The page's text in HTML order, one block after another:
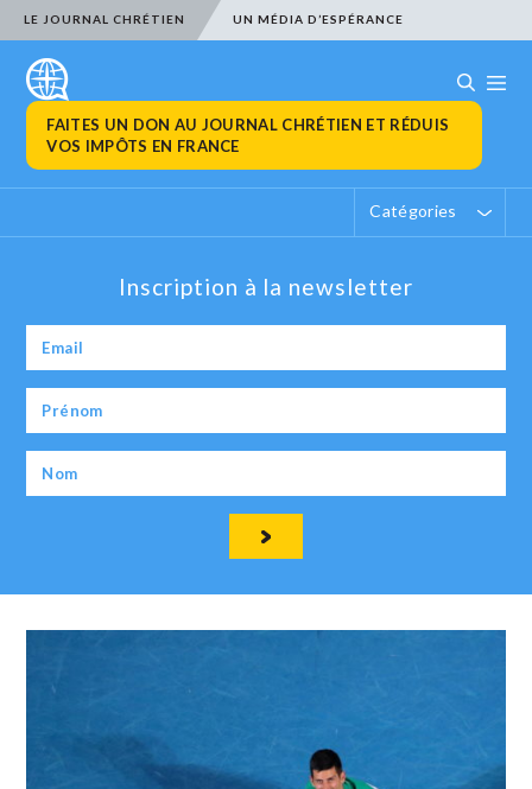
LE JOURNAL CHRÉTIEN UN MÉDIA D’ESPÉRANCE
FAITES UN DON AU JOURNAL CHRÉTIEN ET RÉDUIS
VOS IMPÔTS EN FRANCE
Catégories
Inscription à la newsletter